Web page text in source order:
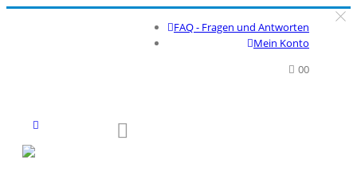
FAQ - Fragen und Antworten
Mein Konto
00